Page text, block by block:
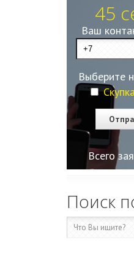
45
Ваш
Выберите
Скупка
Всего
Поиск